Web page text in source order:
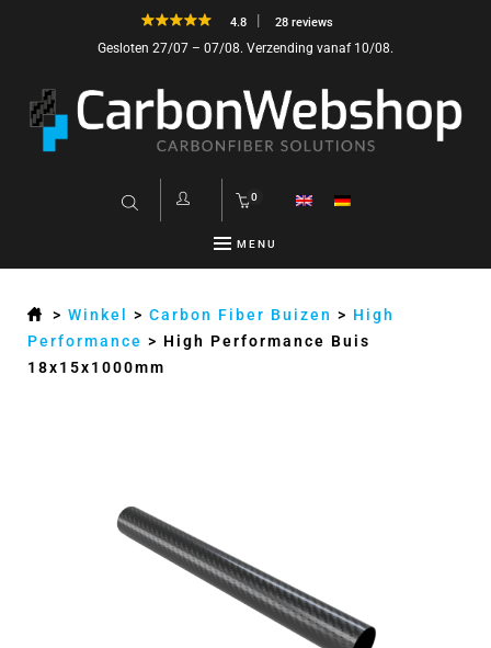
4.8 28 reviews
Gesloten 27/07 – 07/08. Verzending vanaf 10/08.
0
MENU
>Winkel >Carbon Fiber Buizen > High
Performance > High Performance Buis
18x15x1000mm